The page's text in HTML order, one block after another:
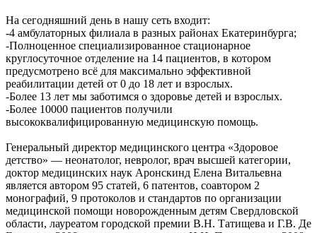
На сегодняшний день в нашу сеть входит:
-4 амбулаторных филиала в разных районах Екатеринбурга;
-Полноценное специализированное стационарное
круглосуточное отделение на 14 пациентов, в котором
предусмотрено всё для максимально эффективной
реабилитации детей от 0 до 18 лет и взрослых.
-Более 13 лет мы заботимся о здоровье детей и взрослых.
-Более 10000 пациентов получили
высококвалифицированную медицинскую помощь.
Генеральный директор медицинского центра «Здоровое
детство» — неонатолог, невролог, врач высшей категории,
доктор медицинских наук Аронскинд Елена Витальевна
является автором 95 статей, 6 патентов, соавтором 2
монографий, 9 протоколов и стандартов по организации
медицинской помощи новорожденным детям Свердловской
области, лауреатом городской премии В.Н. Татищева и Г.В. Де